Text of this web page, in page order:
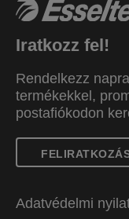
Iratkozz fel!
Rendelkezz
termékekkel,
postafiókodon
Adatvédelmi